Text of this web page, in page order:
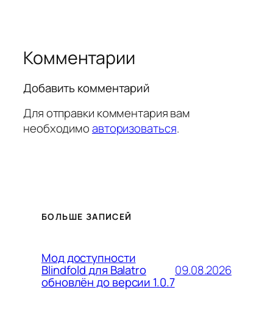
Комментарии
Добавить комментарий
Для отправки комментария вам
необходимоавторизоваться.
БОЛЬШЕ ЗАПИСЕЙ
Мод доступности
Blindfold для Balatro
обновлён до версии 1.0.7
09.08.2026